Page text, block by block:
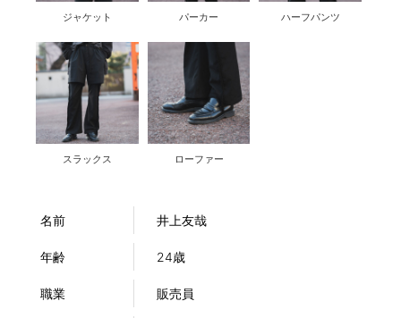
ジャケット パーカー ハーフパンツ
スラックス ローファー
名前 井上友哉
年齢 24歳
職業 販売員